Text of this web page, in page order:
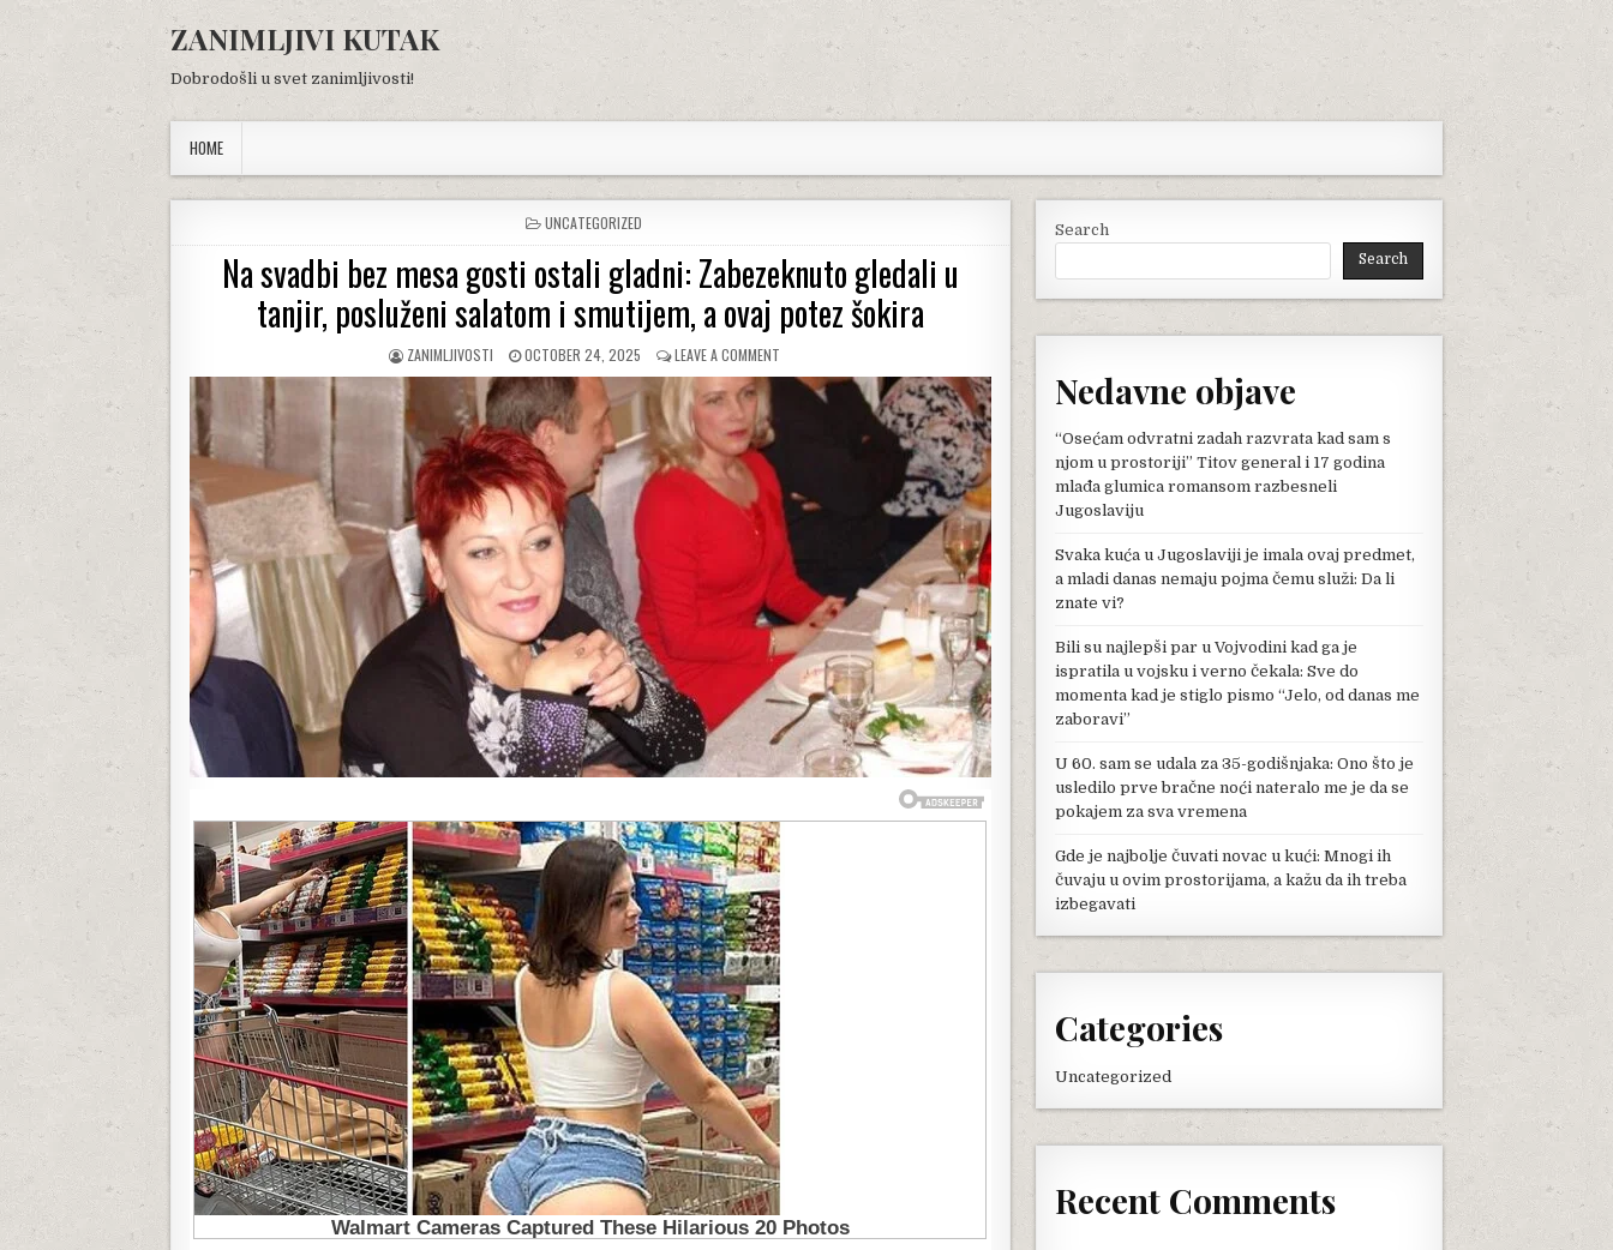
content
ZANIMLJIVI KUTAK
Dobrodošli u svet zanimljivosti!
HOME
POSTED
IN
UNCATEGORIZED
Na svadbi bez mesa gosti ostali gladni: Zabezeknuto gledali u
tanjir, posluženi salatom i smutijem, a ovaj potez šokira
AUTHOR:
ZANIMLJIVOSTI
PUBLISHED
DATE:
OCTOBER 24, 2025 LEAVE A COMMENTON
NA
SVADBI
OSTALI
GLADNI:
ZABEZEKNUTO
GLEDALI
TANJIR,
POSLUŽENI
SALATOM
SMUTIJEM,
A
OVAJ
POTEZ
ŠOKIRA
Search
Search
Nedavne objave
“Osećam odvratni zadah razvrata kad sam s
njom u prostoriji” Titov general i 17 godina
mlađa glumica romansom razbesneli
Jugoslaviju
Svaka kuća u Jugoslaviji je imala ovaj predmet,
a mladi danas nemaju pojma čemu služi: Da li
znate vi?
Bili su najlepši par u Vojvodini kad ga je
ispratila u vojsku i verno čekala: Sve do
momenta kad je stiglo pismo “Jelo, od danas me
zaboravi”
U 60. sam se udala za 35-godišnjaka: Ono što je
usledilo prve bračne noći nateralo me je da se
pokajem za sva vremena
Gde je najbolje čuvati novac u kući: Mnogi ih
čuvaju u ovim prostorijama, a kažu da ih treba
izbegavati
Categories
Uncategorized
Recent Comments